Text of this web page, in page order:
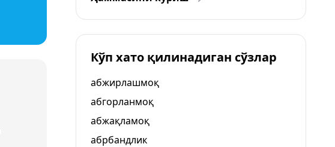
Кўп хато қилинадиган сўзлар
абжирлашмоқ
абгорланмоқ
абжақламоқ
абрбандлик